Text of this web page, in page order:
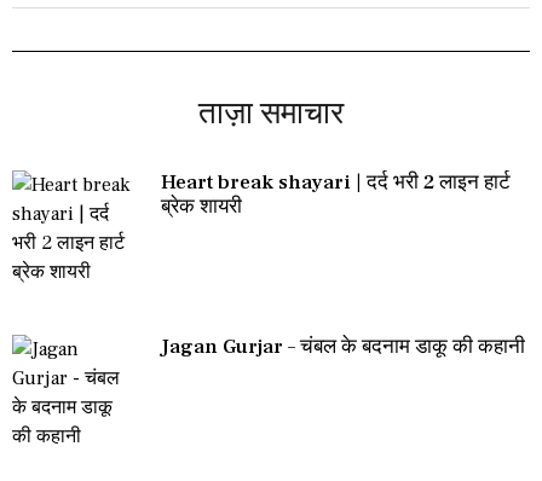
ताज़ा समाचार
Heart break shayari | दर्द भरी 2 लाइन हार्ट
ब्रेक शायरी
Jagan Gurjar – चंबल के बदनाम डाकू की कहानी